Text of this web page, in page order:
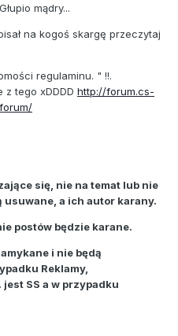
mądry...
na kogoś skargę przeczytaj
regulaminu. " !!.
tego xDDDD http://forum.cs-
się, nie na temat lub nie
a ich autor karany.
postów będzie karane.
i nie będą
Reklamy,
SS a w przypadku